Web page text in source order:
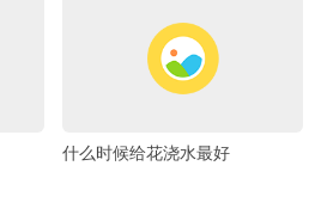
什么时候给花浇水最好